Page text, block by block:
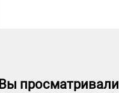
Вы просматривали